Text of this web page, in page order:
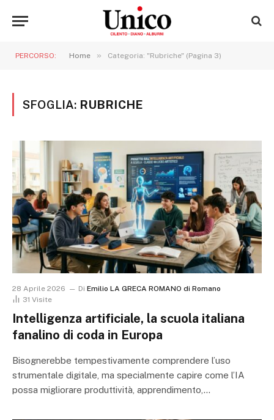
PERCORSO: Home » Categoria: "Rubriche" (Pagina 3)
SFOGLIA: RUBRICHE
28 Aprile 2026 Di Emilio LA GRECA ROMANO di Romano
31 Visite
Intelligenza artificiale, la scuola italiana
fanalino di coda in Europa
Bisognerebbe tempestivamente comprendere l’uso
strumentale digitale, ma specialmente capire come l’IA
possa migliorare produttività, apprendimento,…